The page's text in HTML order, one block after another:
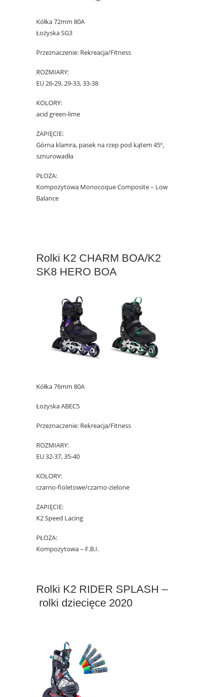
Kółka 72mm 80A
Łożyska SG3
Przeznaczenie: Rekreacja/Fitness
ROZMIARY:
EU 26-29, 29-33, 33-38
KOLORY:
acid green-lime
ZAPIĘCIE:
Górna klamra, pasek na rzep pod kątem 45º,
sznurowadła
PŁOZA:
Kompozytowa Monocoque Composite – Low
Balance
Rolki K2 CHARM BOA/K2
SK8 HERO BOA
Kółka 76mm 80A
Łożyska ABEC5
Przeznaczenie: Rekreacja/Fitness
ROZMIARY:
EU 32-37, 35-40
KOLORY:
czarno-fioletowe/czarno-zielone
ZAPIĘCIE:
K2 Speed Lacing
PŁOZA:
Kompozytowa – F.B.I.
Rolki K2 RIDER SPLASH –
rolki dziecięce 2020